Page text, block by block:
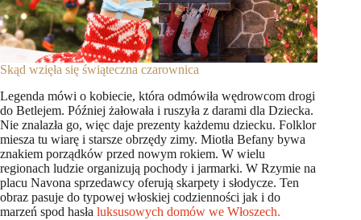
Skąd wzięła się świąteczna czarownica
Legenda mówi o kobiecie, która odmówiła wędrowcom drogi
do Betlejem. Później żałowała i ruszyła z darami dla Dziecka.
Nie znalazła go, więc daje prezenty każdemu dziecku. Folklor
miesza tu wiarę i starsze obrzędy zimy. Miotła Befany bywa
znakiem porządków przed nowym rokiem. W wielu
regionach ludzie organizują pochody i jarmarki. W Rzymie na
placu Navona sprzedawcy oferują skarpety i słodycze. Ten
obraz pasuje do typowej włoskiej codzienności jak i do
marzeń spod hasła luksusowych domów we Włoszech.